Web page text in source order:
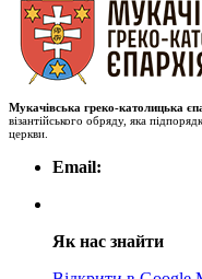
Мукачівська греко-католицька
візантійського обряду, яка
церкви.
Email:
Як нас знайти